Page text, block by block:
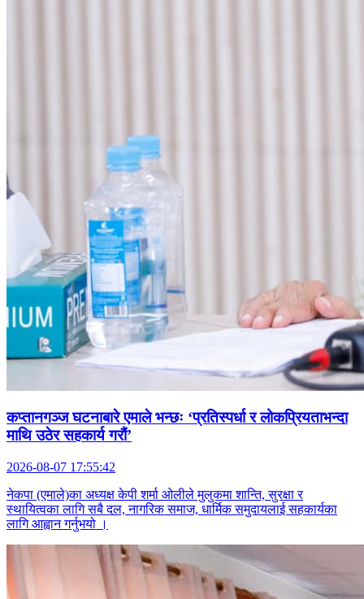
कप्तानगञ्ज घटनाबारे एमाले भन्छः ‘प्रतिस्पर्धा र लोकप्रियताभन्दा
माथि उठेर सहकार्य गरौं’
2026-08-07 17:55:42
नेकपा (एमाले)का अध्यक्ष केपी शर्मा ओलीले मुलुकमा शान्ति, सुरक्षा र
स्थायित्वका लागि सबै दल, नागरिक समाज, धार्मिक समुदायलाई सहकार्यका
लागि आह्वान गर्नुभयो ।